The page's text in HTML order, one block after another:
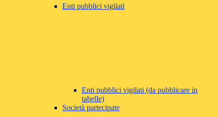
Enti pubblici vigilati
Enti pubblici vigilati (da pubblicare in
tabelle)
Società partecipate